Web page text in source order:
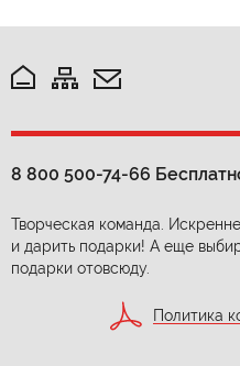
8 800 500-74-66
Творческая команда.
и дарить подарки! А еще
подарки отовсюду.
Политика